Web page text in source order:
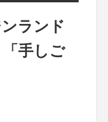
ランド
手しご